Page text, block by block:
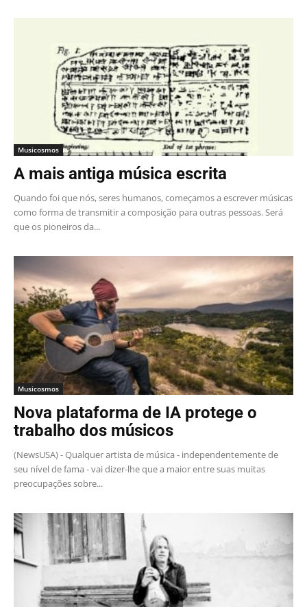
Musicosmos
A mais antiga música escrita
Quando foi que nós, seres humanos, começamos a escrever músicas
como forma de transmitir a composição para outras pessoas. Será
que os pioneiros da...
Musicosmos
Nova plataforma de IA protege o
trabalho dos músicos
(NewsUSA) - Qualquer artista de música - independentemente de
seu nível de fama - vai dizer-lhe que a maior entre suas muitas
preocupações sobre...